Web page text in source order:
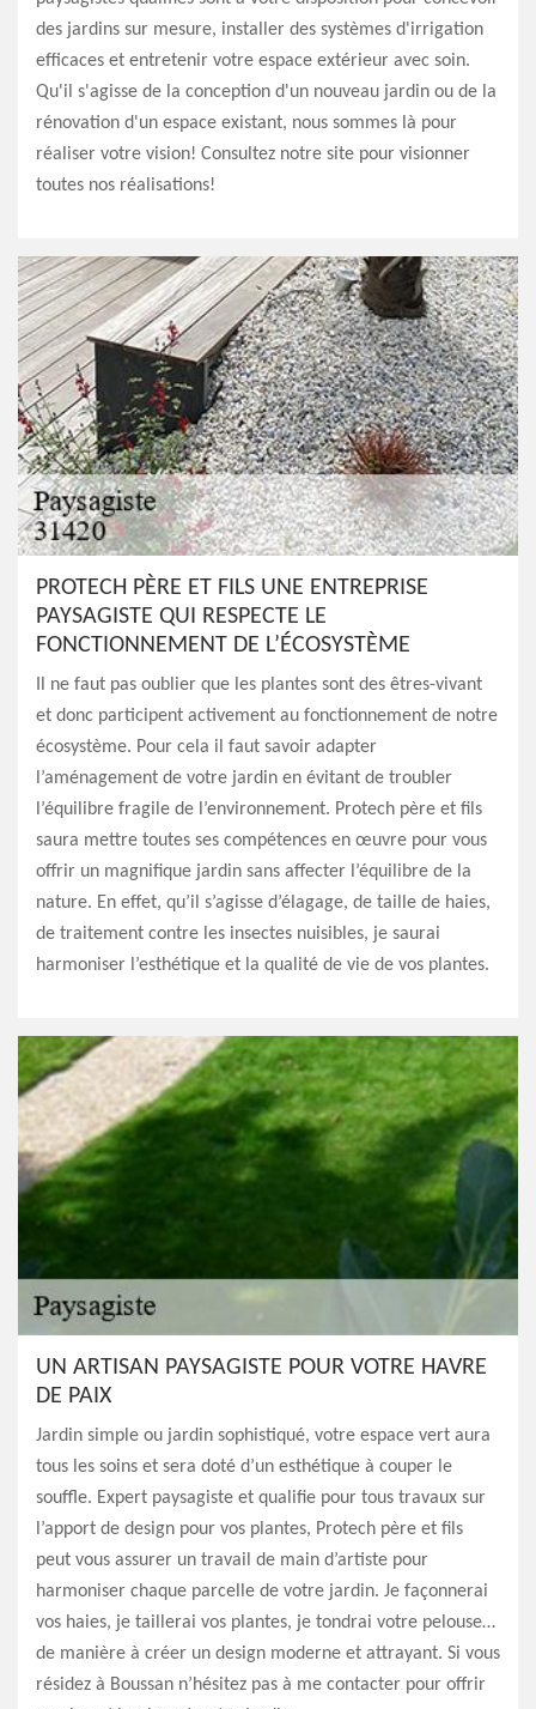
des jardins sur mesure, installer des systèmes d'irrigation
efficaces et entretenir votre espace extérieur avec soin.
Qu'il s'agisse de la conception d'un nouveau jardin ou de la
rénovation d'un espace existant, nous sommes là pour
réaliser votre vision! Consultez notre site pour visionner
toutes nos réalisations!
PROTECH PÈRE ET FILS UNE ENTREPRISE
PAYSAGISTE QUI RESPECTE LE
FONCTIONNEMENT DE L’ÉCOSYSTÈME
Il ne faut pas oublier que les plantes sont des êtres-vivant
et donc participent activement au fonctionnement de notre
écosystème. Pour cela il faut savoir adapter
l’aménagement de votre jardin en évitant de troubler
l’équilibre fragile de l’environnement. Protech père et fils
saura mettre toutes ses compétences en œuvre pour vous
offrir un magnifique jardin sans affecter l’équilibre de la
nature. En effet, qu’il s’agisse d’élagage, de taille de haies,
de traitement contre les insectes nuisibles, je saurai
harmoniser l’esthétique et la qualité de vie de vos plantes.
UN ARTISAN PAYSAGISTE POUR VOTRE HAVRE
DE PAIX
Jardin simple ou jardin sophistiqué, votre espace vert aura
tous les soins et sera doté d’un esthétique à couper le
souffle. Expert paysagiste et qualifie pour tous travaux sur
l’apport de design pour vos plantes, Protech père et fils
peut vous assurer un travail de main d’artiste pour
harmoniser chaque parcelle de votre jardin. Je façonnerai
vos haies, je taillerai vos plantes, je tondrai votre pelouse…
de manière à créer un design moderne et attrayant. Si vous
résidez à Boussan n’hésitez pas à me contacter pour offrir